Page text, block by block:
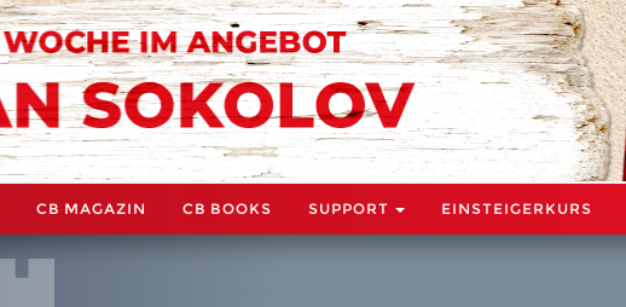
CB MAGAZIN CB BOOKS SUPPORT EINSTEIGERKURS